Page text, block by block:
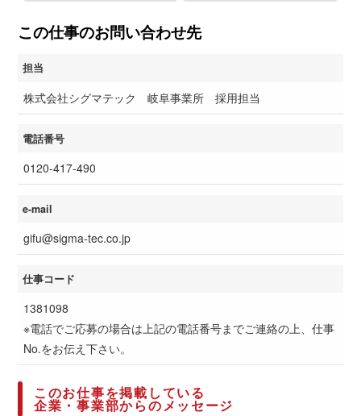
この仕事のお問い合わせ先
担当
株式会社シグマテック 岐阜事業所 採用担当
電話番号
0120-417-490
e-mail
gifu@sigma-tec.co.jp
仕事コード
1381098
※電話でご応募の場合は上記の電話番号までご連絡の上、仕事
No.をお伝え下さい。
このお仕事を掲載している
企業・事業部からのメッセージ